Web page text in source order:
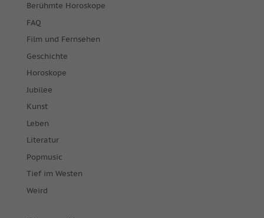
Berühmte Horoskope
FAQ
Film und Fernsehen
Geschichte
Horoskope
Jubilee
Kunst
Leben
Literatur
Popmusic
Tief im Westen
Weird